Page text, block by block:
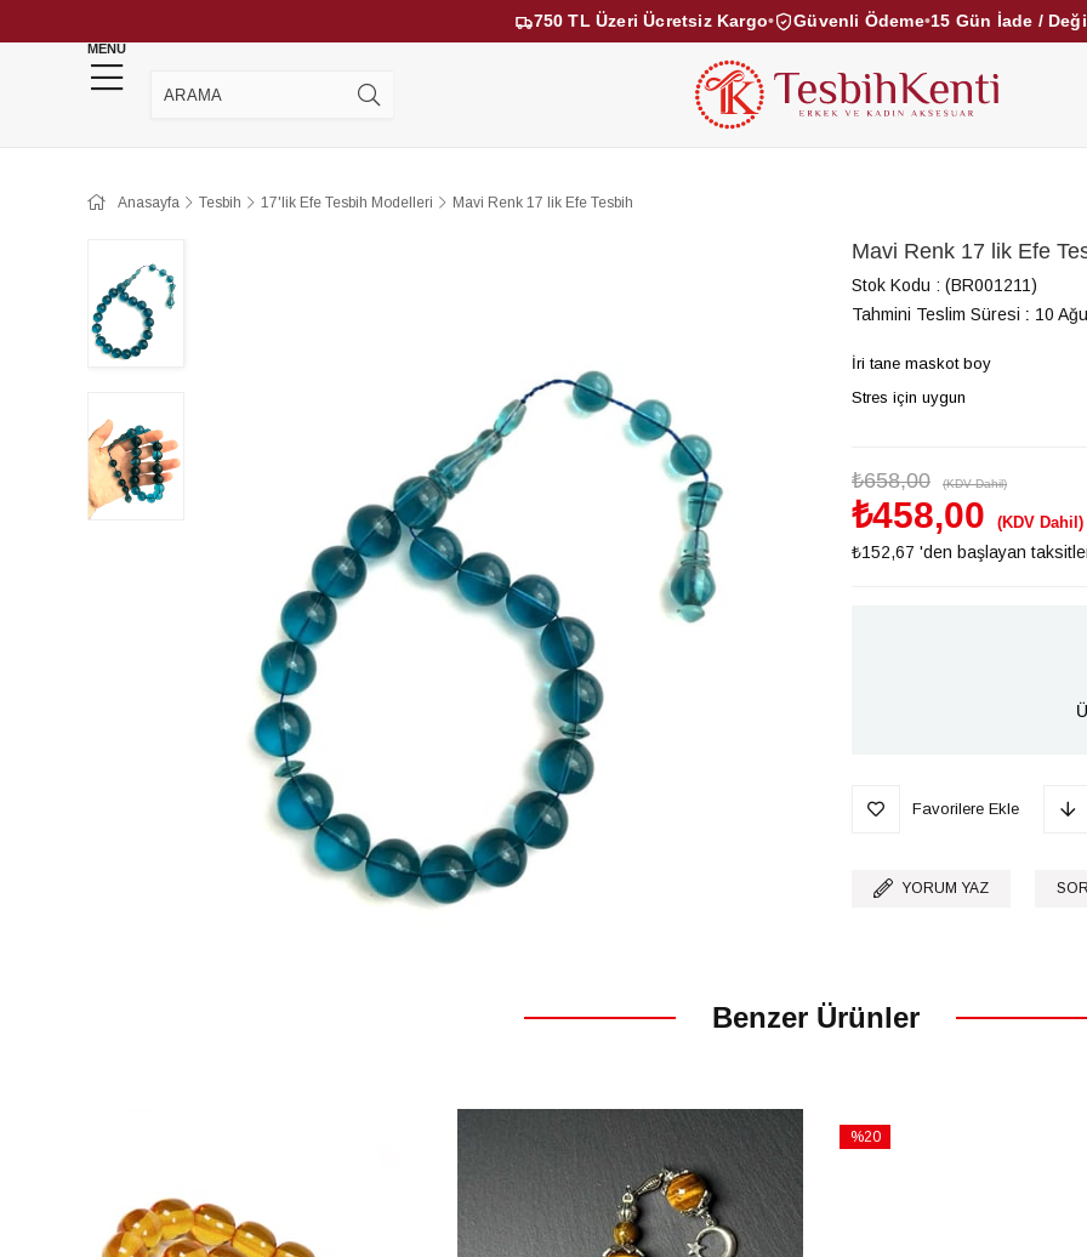
750 TL Üzeri Ücretsiz Kargo• Güvenli Ödeme•15 Gün İade /
MENU
KEHRİBAR TESBİHLER KUKA TESBİHLER
Anasayfa Tesbih 17'lik Efe Tesbih Modelleri Mavi Renk 17 lik Efe Tesbih
Mavi Renk 17 lik Efe
Stok Kodu
(BR001211)
Tahmini Teslim Süresi : 10
İri tane maskot boy
Stres için uygun
₺658,00 (KDV Dahil)
₺458,00 (KDV Dahil)
₺152,67 'den başlayan
Favorilere Ekle
YORUM YAZ
Benzer Ürünler
%20